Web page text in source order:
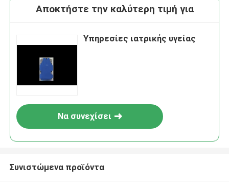
Αποκτήστε την καλύτερη τιμή για
Υπηρεσίες ιατρικής υγείας
Να συνεχίσει
Συνιστώμενα προϊόντα